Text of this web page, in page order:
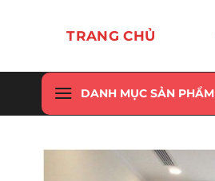
dung
TRANG CHỦ
DANH MỤC SẢN PHẨM